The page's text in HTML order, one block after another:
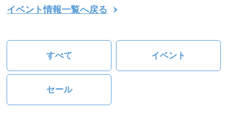
イベント情報一覧へ戻る
すべて イベント
セール